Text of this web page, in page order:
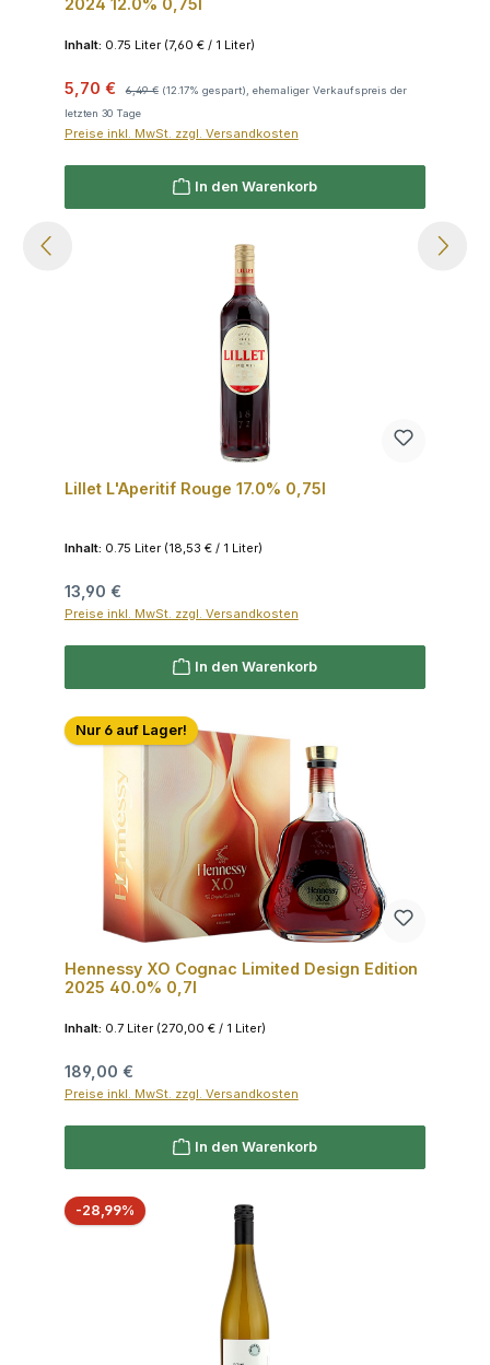
2024 12.0% 0,75l
Inhalt: 0.75 Liter (7,60 € / 1 Liter)
Verkaufspreis:
5,70 € 6,49 € (12.17% gespart), ehemaliger Verkaufspreis der
letzten 30 Tage
Preise inkl. MwSt. zzgl. Versandkosten
In den Warenkorb
Lillet L'Aperitif Rouge 17.0% 0,75l
Inhalt: 0.75 Liter (18,53 € / 1 Liter)
Regulärer Preis:
13,90 €
Preise inkl. MwSt. zzgl. Versandkosten
In den Warenkorb
Nur 6 auf Lager!
Hennessy XO Cognac Limited Design Edition
2025 40.0% 0,7l
Inhalt: 0.7 Liter (270,00 € / 1 Liter)
Regulärer Preis:
189,00 €
Preise inkl. MwSt. zzgl. Versandkosten
In den Warenkorb
-28,99%Rabatt